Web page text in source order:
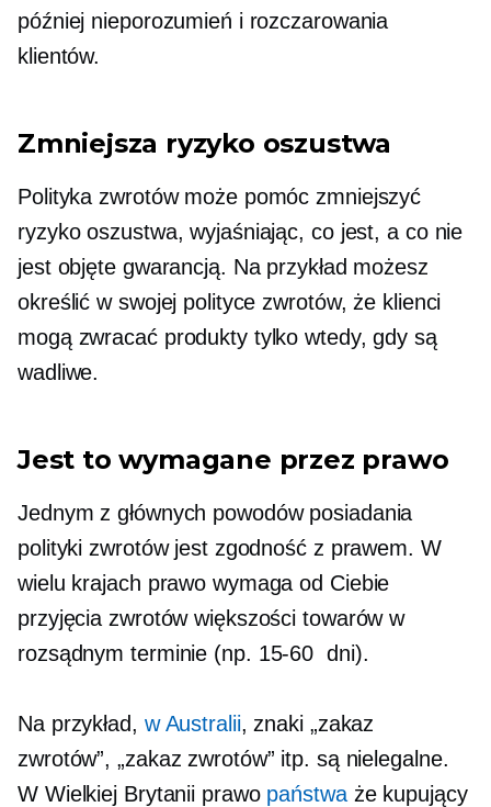
później nieporozumień i rozczarowania
klientów.
Zmniejsza ryzyko oszustwa
Polityka zwrotów może pomóc zmniejszyć
ryzyko oszustwa, wyjaśniając, co jest, a co nie
jest objęte gwarancją. Na przykład możesz
określić w swojej polityce zwrotów, że klienci
mogą zwracać produkty tylko wtedy, gdy są
wadliwe.
Jest to wymagane przez prawo
Jednym z głównych powodów posiadania
polityki zwrotów jest zgodność z prawem. W
wielu krajach prawo wymaga od Ciebie
przyjęcia zwrotów większości towarów w
rozsądnym terminie (np. 15-60 dni).
Na przykład, w Australii, znaki „zakaz
zwrotów”, „zakaz zwrotów” itp. są nielegalne.
W Wielkiej Brytanii prawo państważe kupujący